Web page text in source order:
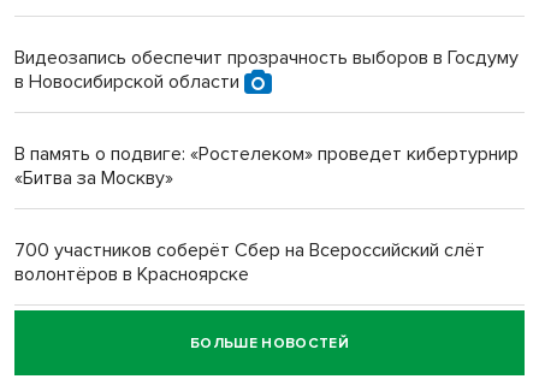
Новосибирский преподаватель с женой вошли в топ-16
Видеозапись обеспечит прозрачность выборов в Госдуму
в Новосибирской области
В память о подвиге: «Ростелеком» проведет кибертурнир
«Битва за Москву»
700 участников соберёт Сбер на Всероссийский слёт
волонтёров в Красноярске
Честный выбор: видеонаблюдение обеспечит
объективность результатов ЕДГ в Новосибирской
БОЛЬШЕ НОВОСТЕЙ